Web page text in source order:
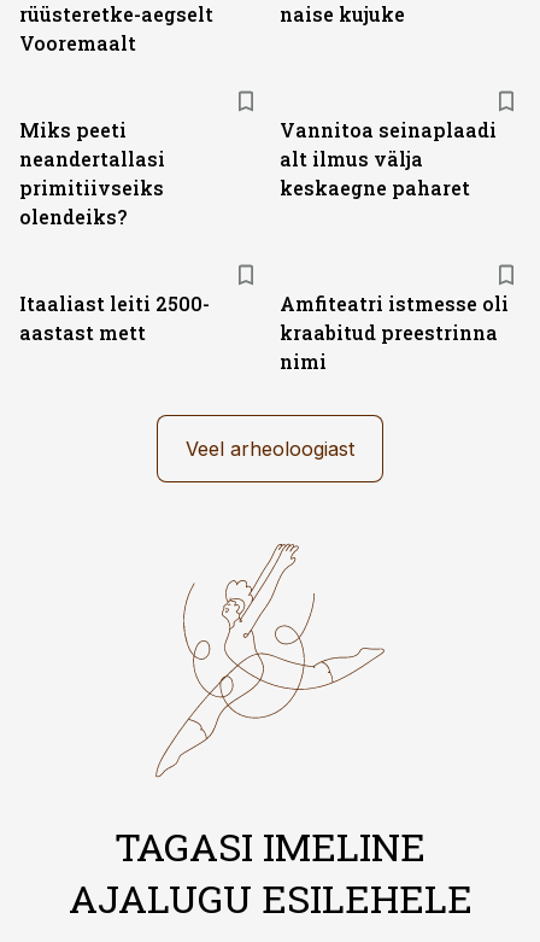
rüüsteretke-aegselt
Vooremaalt
naise kujuke
Miks peeti
neandertallasi
primitiivseiks
olendeiks?
Vannitoa seinaplaadi
alt ilmus välja
keskaegne paharet
Itaaliast leiti 2500-
aastast mett
Amfiteatri istmesse oli
kraabitud preestrinna
nimi
Veel arheoloogiast
TAGASI IMELINE
AJALUGU ESILEHELE